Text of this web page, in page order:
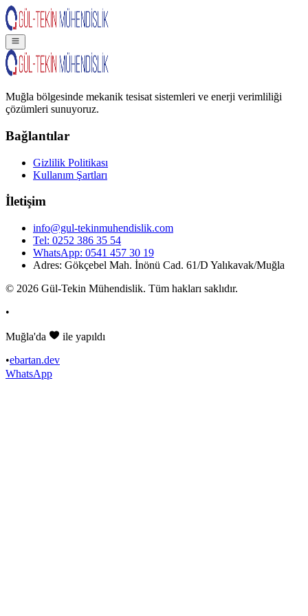
Muğla bölgesinde mekanik tesisat sistemleri ve enerji verimliliği
çözümleri sunuyoruz.
Bağlantılar
Gizlilik Politikası
Kullanım Şartları
İletişim
info@gul-tekinmuhendislik.com
Tel: 0252 386 35 54
WhatsApp: 0541 457 30 19
Adres: Gökçebel Mah. İnönü Cad. 61/D Yalıkavak/Muğla
© 2026 Gül-Tekin Mühendislik. Tüm hakları saklıdır.
•
Muğla'da
ile yapıldı
•ebartan.dev
WhatsApp